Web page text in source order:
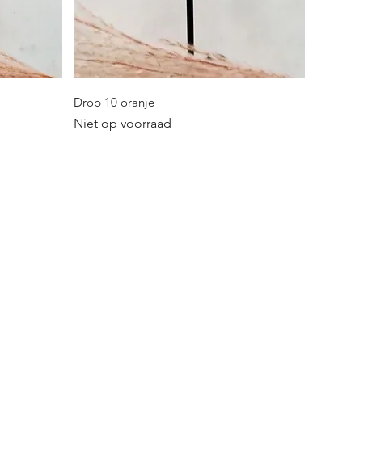
Snel overzicht
Drop 10 oranje
Niet op voorraad